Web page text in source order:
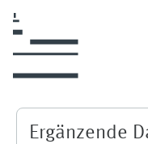
Ergänzende